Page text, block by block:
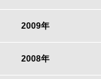
2009年
2008年